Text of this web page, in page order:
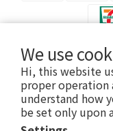
We use
Hi, this website
proper operation
understand how
be set only upon
$